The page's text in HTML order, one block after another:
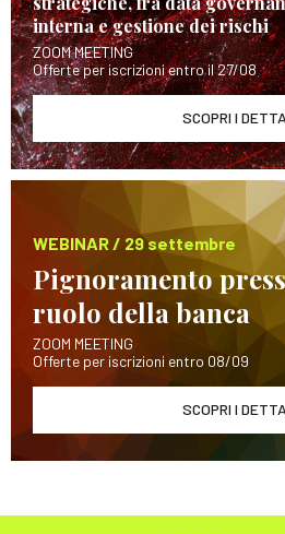
interna e gestione dei rischi
ZOOM MEETING
Offerte per iscrizioni entro il 27/08
SCOPRI I
WEBINAR / 29 settembre
Pignoramento
ruolo della banca
ZOOM MEETING
Offerte per iscrizioni entro 08/09
SCOPRI I